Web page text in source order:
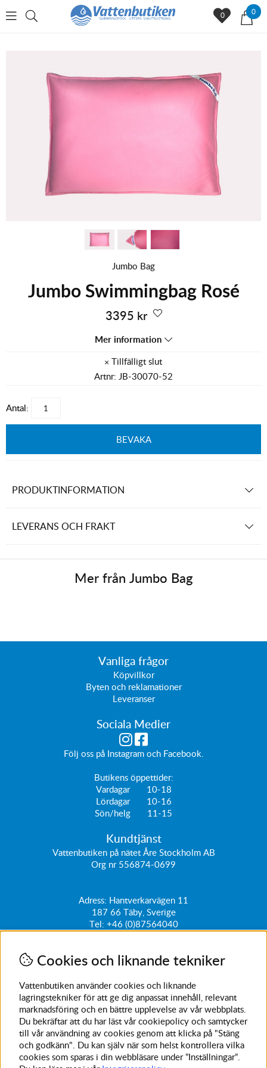
0
0
Jumbo Bag
Jumbo Swimmingbag Rosé
3395 kr
Mer information
Artnr: JB-30070-52
Antal:
BEVAKA
PRODUKTINFORMATION
LEVERANS OCH FRAKT
Mer från Jumbo Bag
Vanliga frågor
Köpvillkor
Byten och reklamationer
Leveranser
Sociala Medier
Följ oss på Instagramoch Facebook
Butikens öppettider:
Vardagar 10-18
Lördagar 10-16
Sön/helg 11-15
Kundtjänst
Vattenbutiken på nätet Åre Stockholm AB
Org nr 556874-0699
Adress: Hantverkarvägen 11
187 66 Täby, Sverige
Tel: +46 (0)87564040
kundtjanst@vattenbutiken.se
Få vårt nyhetsbrev
Ange din e-post nedan för att ta del av nyheter och
erbjudanden
SKICKA
Avanmäl nyhetsbrev
Cookies och liknande tekniker
Vattenbutiken använder cookies och liknande
lagringstekniker för att ge dig anpassat innehåll, relevant
marknadsföring och en bättre upplevelse av vår webbplats.
Du bekräftar att du har läst vår cookiepolicy och samtycker
till vår användning av cookies genom att klicka på "Stäng
och godkänn". Du kan själv när som helst kontrollera vilka
cookies som sparas i din webbläsare under ”Inställningar”.